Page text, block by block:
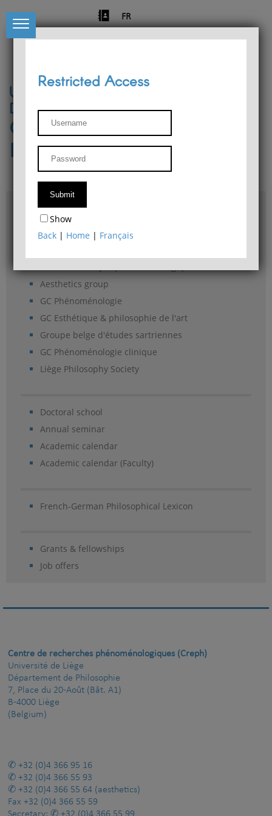
FR
University of Liège
Départment of Philosophy
Center for Phenomenological
Research
Access & maps
Philosophy Department Library
Aesthetics group
GC Phénoménologie
GC Esthétique & philosophie de l'art
Groupe belge d'études sartriennes
GC Phénoménologie clinique
Liège Philosophy Society
Doctoral school
Annual seminar
Academic calendar
Academic calendar (Faculty)
French-German Philosophical Lexicon
Grants & fellowships
Job offers
Restricted Access
Show
Back | Home | Français
Centre de recherches phénoménologiques (Creph)
Université de Liège
Département de Philosophie
7, Place du 20-Août (Bât. A1)
B-4000 Liège
(Belgium)
+32 (0)4 366 95 16
+32 (0)4 366 55 93
+32 (0)4 366 55 64 (aesthetics)
Fax +32 (0)4 366 55 59